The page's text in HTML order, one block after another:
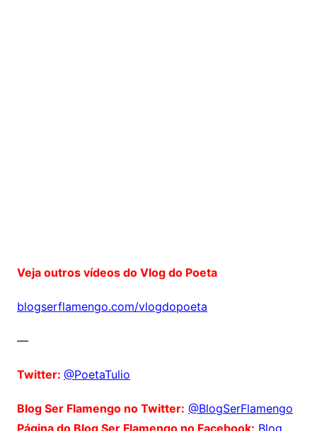
Veja outros vídeos do Vlog do Poeta
blogserflamengo.com/vlogdopoeta
—
Twitter: @PoetaTulio
Blog Ser Flamengo no Twitter: @BlogSerFlamengo